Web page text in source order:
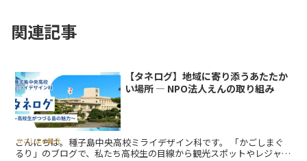
関連記事
かごしまの観光
【タネログ】地域に寄り添うあたたか
い場所 ― NPO法人えんの取り組み
こんにちは。種子島中央高校ミライデザイン科です。 「かごしまぐ
るり」のブログで、私たち高校生の目線から観光スポットやレジャ